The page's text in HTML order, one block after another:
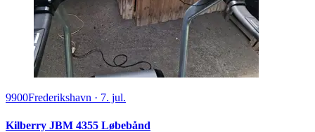
9900Frederikshavn · 7. jul.
Kilberry JBM 4355 Løbebånd